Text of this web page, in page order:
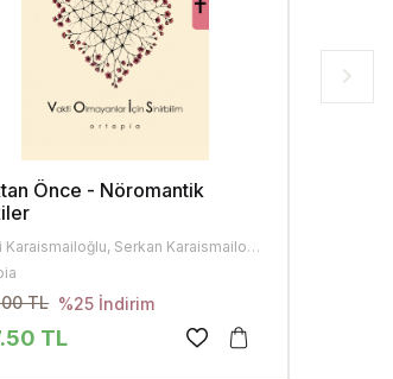
Önce - Nöromantik
M. Ali Karaismailoğlu, Serkan Karaismailoğlu
TL %25 İndirim
TL